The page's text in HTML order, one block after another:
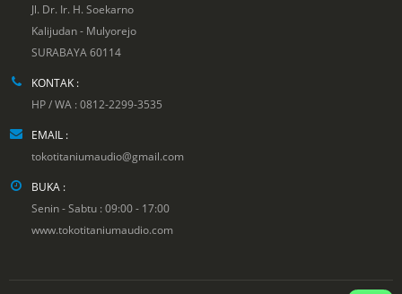
Jl. Dr. Ir. H. Soekarno
Kalijudan - Mulyorejo
SURABAYA 60114
KONTAK :
HP / WA : 0812-2299-3535
EMAIL :
tokotitaniumaudio@gmail.com
BUKA :
Senin - Sabtu : 09:00 - 17:00
www.tokotitaniumaudio.com